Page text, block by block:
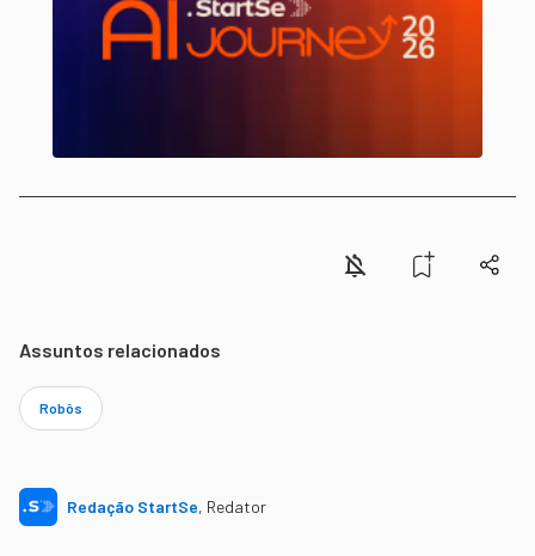
Assuntos relacionados
Robôs
Redação StartSe, Redator